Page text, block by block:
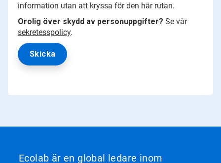
information utan att kryssa för den här rutan.
Orolig över skydd av personuppgifter? Se vår
sekretesspolicy.
Ecolab är en global ledare inom